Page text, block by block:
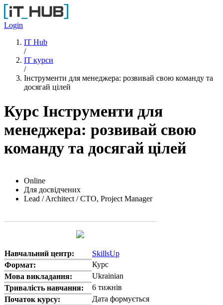
Перейти до основного вмісту
Login
IT Hub
/
IT курси
/
Інструменти для менеджера: розвивай свою команду та
досягай цілей
Курс Інструменти для
менеджера: розвивай свою
команду та досягай цілей
Online
Для досвідчених
Lead / Architect / CTO, Project Manager
Навчальний центр:
SkillsUp
Формат:
Курс
Мова викладання:
Ukrainian
Тривалість навчання:
6 тижнів
Початок курсу:
Дата формується